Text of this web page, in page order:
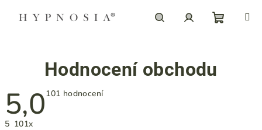
Hodnocení obchodu
5,0Průměrné
101 hodnocení
5 101x